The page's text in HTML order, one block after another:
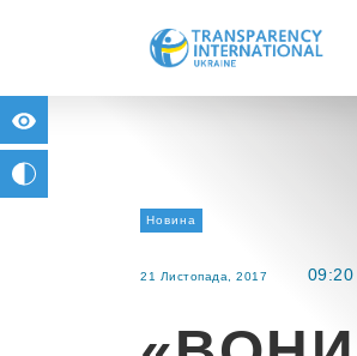
Новина
21 Листопада, 2017 09:20